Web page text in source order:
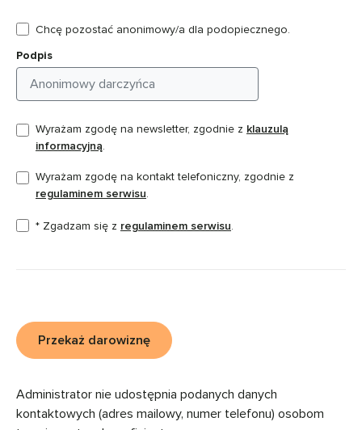
Chcę pozostać anonimowy/a dla podopiecznego.
Podpis
Wyrażam zgodę na newsletter, zgodnie z klauzulą
informacyjną.
Wyrażam zgodę na kontakt telefoniczny, zgodnie z
regulaminem serwisu.
* Zgadzam się z regulaminem serwisu.
Przekaż darowiznę
Administrator nie udostępnia podanych danych
kontaktowych (adres mailowy, numer telefonu) osobom